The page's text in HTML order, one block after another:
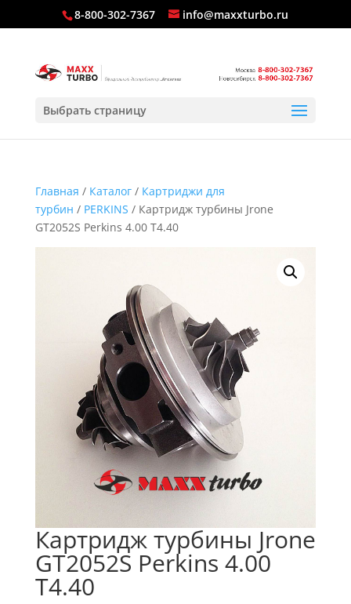
8-800-302-7367 info@maxxturbo.ru
Выбрать страницу
Главная / Каталог/ Картриджи для
турбин / PERKINS / Картридж турбины Jrone
GT2052S Perkins 4.00 T4.40
Картридж турбины Jrone
GT2052S Perkins 4.00
T4.40